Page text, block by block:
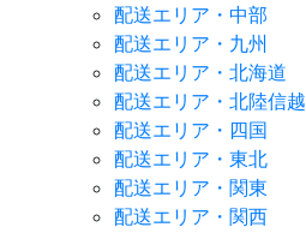
配送エリア・中部
配送エリア・九州
配送エリア・北海道
配送エリア・北陸信越
配送エリア・四国
配送エリア・東北
配送エリア・関東
配送エリア・関西